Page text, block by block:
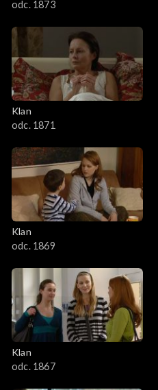
odc. 1873
Klan
odc. 1871
Klan
odc. 1869
Klan
odc. 1867